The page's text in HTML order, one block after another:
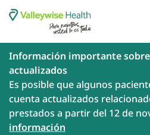
Información importante
actualizados
Es posible que algunos
cuenta actualizados
prestados a partir del 12 de
información